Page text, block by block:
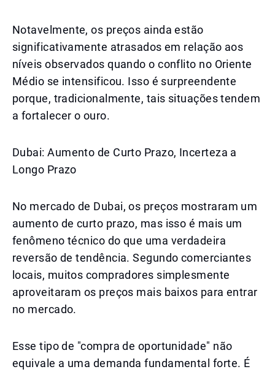
Notavelmente, os preços ainda estão
significativamente atrasados em relação aos
níveis observados quando o conflito no Oriente
Médio se intensificou. Isso é surpreendente
porque, tradicionalmente, tais situações tendem
a fortalecer o ouro.
Dubai: Aumento de Curto Prazo, Incerteza a
Longo Prazo
No mercado de Dubai, os preços mostraram um
aumento de curto prazo, mas isso é mais um
fenômeno técnico do que uma verdadeira
reversão de tendência. Segundo comerciantes
locais, muitos compradores simplesmente
aproveitaram os preços mais baixos para entrar
no mercado.
Esse tipo de "compra de oportunidade" não
equivale a uma demanda fundamental forte. É